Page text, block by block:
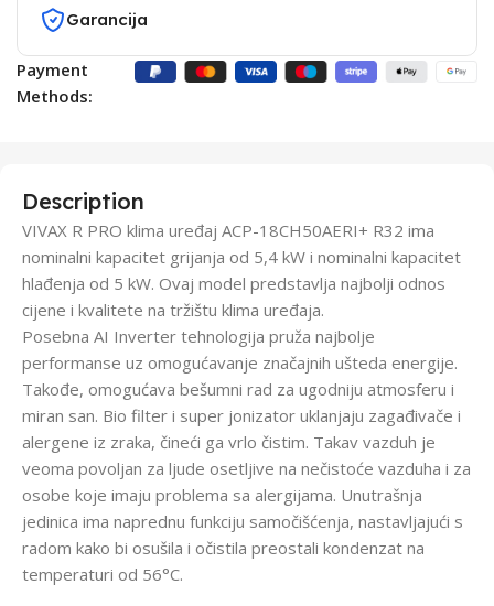
Garancija
Payment
Methods:
Description
VIVAX R PRO klima uređaj ACP-18CH50AERI+ R32 ima
nominalni kapacitet grijanja od 5,4 kW i nominalni kapacitet
hlađenja od 5 kW. Ovaj model predstavlja najbolji odnos
cijene i kvalitete na tržištu klima uređaja.
Posebna AI Inverter tehnologija pruža najbolje
performanse uz omogućavanje značajnih ušteda energije.
Takođe, omogućava bešumni rad za ugodniju atmosferu i
miran san. Bio filter i super jonizator uklanjaju zagađivače i
alergene iz zraka, čineći ga vrlo čistim. Takav vazduh je
veoma povoljan za ljude osetljive na nečistoće vazduha i za
osobe koje imaju problema sa alergijama. Unutrašnja
jedinica ima naprednu funkciju samočišćenja, nastavljajući s
radom kako bi osušila i očistila preostali kondenzat na
temperaturi od 56°C.